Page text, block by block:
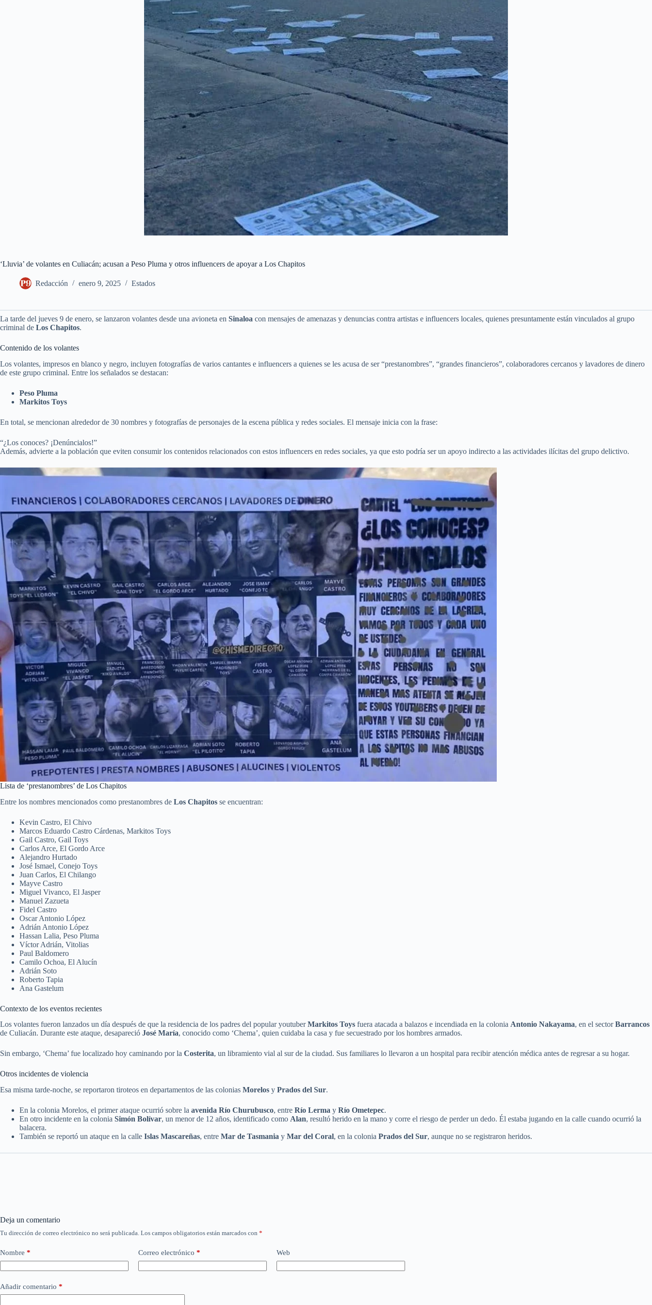
‘Lluvia’ de volantes en Culiacán; acusan a Peso Pluma y otros influencers de apoyar a Los Chapitos
Redacción enero 9, 2025 Estados
La tarde del jueves 9 de enero, se lanzaron volantes desde una avioneta en Sinaloa con mensajes de amenazas y denuncias contra artistas e influencers locales, quienes presuntamente están vinculados al grupo
criminal de Los Chapitos.
Contenido de los volantes
Los volantes, impresos en blanco y negro, incluyen fotografías de varios cantantes e influencers a quienes se les acusa de ser “prestanombres”, “grandes financieros”, colaboradores cercanos y lavadores de dinero
de este grupo criminal. Entre los señalados se destacan:
Peso Pluma
Markitos Toys
En total, se mencionan alrededor de 30 nombres y fotografías de personajes de la escena pública y redes sociales. El mensaje inicia con la frase:
“¿Los conoces? ¡Denúncialos!”
Además, advierte a la población que eviten consumir los contenidos relacionados con estos influencers en redes sociales, ya que esto podría ser un apoyo indirecto a las actividades ilícitas del grupo delictivo.
Lista de ‘prestanombres’ de Los Chapitos
Entre los nombres mencionados como prestanombres de Los Chapitos se encuentran:
Kevin Castro, El Chivo
Marcos Eduardo Castro Cárdenas, Markitos Toys
Gail Castro, Gail Toys
Carlos Arce, El Gordo Arce
Alejandro Hurtado
José Ismael, Conejo Toys
Juan Carlos, El Chilango
Mayve Castro
Miguel Vivanco, El Jasper
Manuel Zazueta
Fidel Castro
Oscar Antonio López
Adrián Antonio López
Hassan Lalia, Peso Pluma
Víctor Adrián, Vitolias
Paul Baldomero
Camilo Ochoa, El Alucín
Adrián Soto
Roberto Tapia
Ana Gastelum
Contexto de los eventos recientes
Los volantes fueron lanzados un día después de que la residencia de los padres del popular youtuberMarkitos Toys fuera atacada a balazos e incendiada en la colonia Antonio Nakayama, en el sectorBarrancos
de Culiacán. Durante este ataque, desapareció José María, conocido como ‘Chema’, quien cuidaba la casa y fue secuestrado por los hombres armados.
Sin embargo, ‘Chema’ fue localizado hoy caminando por la Costerita, un libramiento vial al sur de la ciudad. Sus familiares lo llevaron a un hospital para recibir atención médica antes de regresar a su hogar.
Otros incidentes de violencia
Esa misma tarde-noche, se reportaron tiroteos en departamentos de las colonias Morelos y Prados del Sur.
En la colonia Morelos, el primer ataque ocurrió sobre la avenida Río Churubusco, entre Río Lerma y Río Ometepec.
En otro incidente en la colonia Simón Bolívar, un menor de 12 años, identificado como Alan, resultó herido en la mano y corre el riesgo de perder un dedo. Él estaba jugando en la calle cuando ocurrió la
balacera.
También se reportó un ataque en la calle Islas Mascareñas, entre Mar de Tasmania y Mar del Coral, en la colonia Prados del Sur, aunque no se registraron heridos.
Deja un comentario
Tu dirección de correo electrónico no será publicada. Los campos obligatorios están marcados con *
Nombre * Correo electrónico * Web
Añadir comentario *